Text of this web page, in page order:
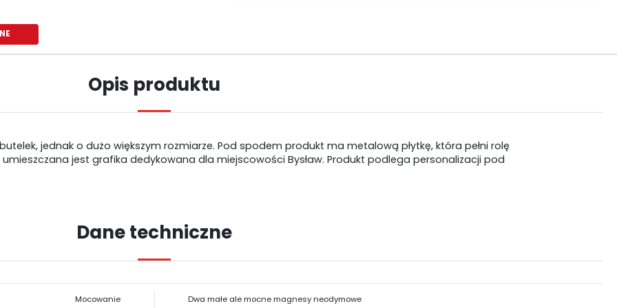
Opis produktu
jednak o dużo większym rozmiarze. Pod spodem produkt ma metalową płytkę, która pełni rolę
jest grafika dedykowana dla miejscowości Bysław. Produkt podlega personalizacji pod
Dane techniczne
Mocowanie Dwa małe ale mocne magnesy neodymowe
zaakceptować je wszystkie. W dowolnym momencie możesz dokonać zmiany
USTAWIENIA REGIONALNE